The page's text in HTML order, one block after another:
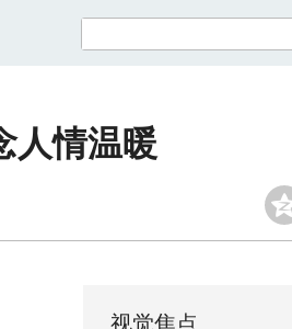
人情温暖
视觉焦点